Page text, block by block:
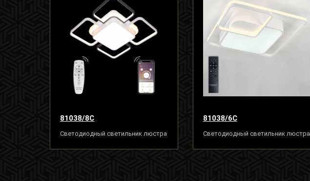
81038/8C
Светодиодный светильник люстра
81038/6C
Светодиодный светильник люстра